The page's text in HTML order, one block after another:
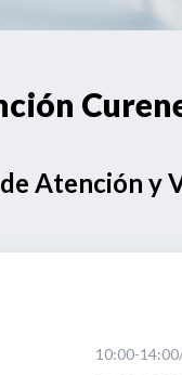
Atención y
10:00-